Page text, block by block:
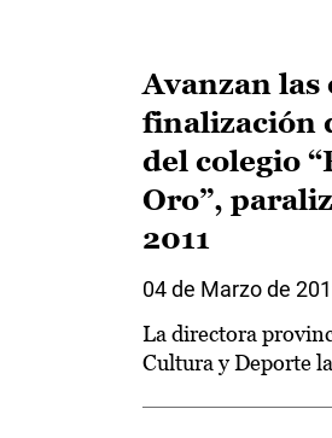
Avanzan las
finalización
del colegio
Oro”,
2011
04 de Marzo de
La directora
Cultura y Deporte